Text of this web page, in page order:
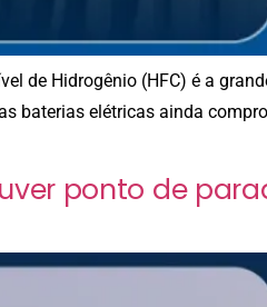
de Hidrogênio (HFC) é a
baterias elétricas ainda
ponto de